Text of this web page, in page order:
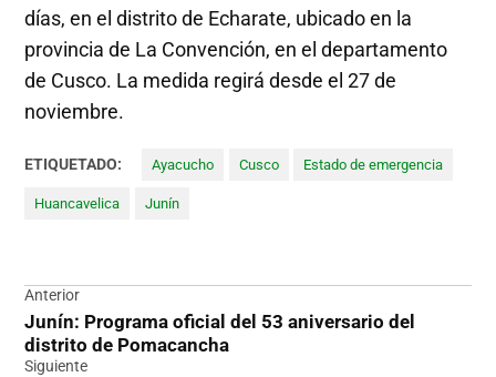
días, en el distrito de Echarate, ubicado en la
provincia de La Convención, en el departamento
de Cusco. La medida regirá desde el 27 de
noviembre.
ETIQUETADO: Ayacucho Cusco Estado de emergencia
Huancavelica Junín
Navegación
de
entradas
Anterior
Junín: Programa oficial del 53 aniversario del
distrito de Pomacancha
Siguiente